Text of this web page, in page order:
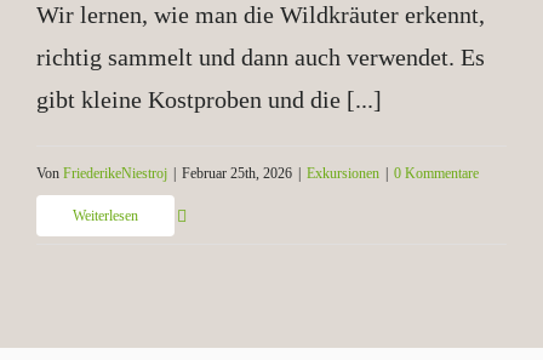
Wir lernen, wie man die Wildkräuter erkennt,
richtig sammelt und dann auch verwendet. Es
gibt kleine Kostproben und die [...]
Von FriederikeNiestroj Februar 25th, 2026 Exkursionen 0 Kommentare
Weiterlesen